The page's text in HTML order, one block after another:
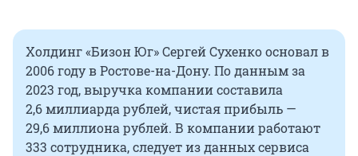
Холдинг «Бизон Юг» Сергей Сухенко основал в
2006 году в Ростове-на-Дону. По данным за
2023 год, выручка компании составила
2,6 миллиарда рублей, чистая прибыль —
29,6 миллиона рублей. В компании работают
333 сотрудника, следует из данных сервиса